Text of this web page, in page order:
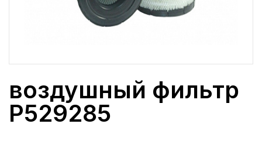
воздушный фильтр
P529285